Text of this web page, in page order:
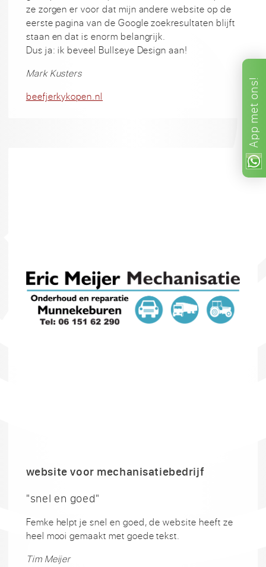
App
met
ons!
ze zorgen er voor dat mijn andere website op de
eerste pagina van de Google zoekresultaten blijft
staan en dat is enorm belangrijk.
Dus ja: ik beveel Bullseye Design aan!
Mark Kusters
beefjerkykopen.nl
website voor mechanisatiebedrijf
"snel en goed"
Femke helpt je snel en goed, de website heeft ze
heel mooi gemaakt met goede tekst.
Tim Meijer